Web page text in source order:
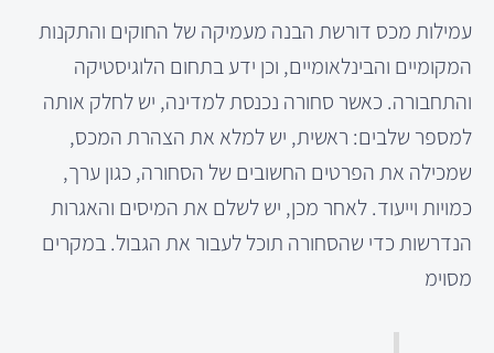
עמילות מכס דורשת הבנה מעמיקה של החוקים והתקנות
המקומיים והבינלאומיים, וכן ידע בתחום הלוגיסטיקה
והתחבורה. כאשר סחורה נכנסת למדינה, יש לחלק אותה
למספר שלבים: ראשית, יש למלא את הצהרת המכס,
שמכילה את הפרטים החשובים של הסחורה, כגון ערך,
כמויות וייעוד. לאחר מכן, יש לשלם את המיסים והאגרות
הנדרשות כדי שהסחורה תוכל לעבור את הגבול. במקרים
מסוימ